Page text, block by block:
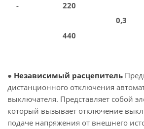
-
220
0,3
440
● Независимый расцепитель
дистанционного отключения
выключателя. Представляет собой
который вызывает отключение
подаче напряжения от внешнего